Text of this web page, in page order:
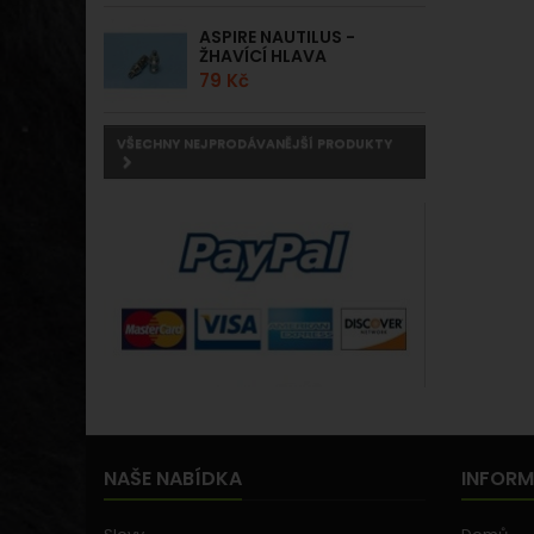
ASPIRE NAUTILUS -
ŽHAVÍCÍ HLAVA
79 Kč
VŠECHNY NEJPRODÁVANĚJŠÍ PRODUKTY
NAŠE NABÍDKA